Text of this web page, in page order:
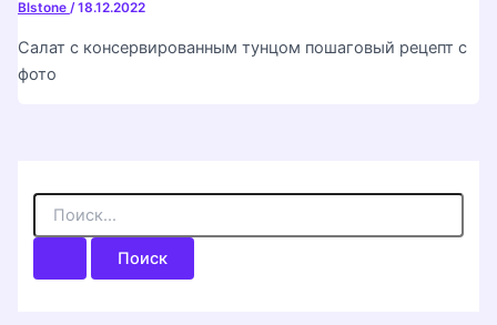
Blstone /18.12.2022
Салат с консервированным тунцом пошаговый рецепт с
фото
П
и